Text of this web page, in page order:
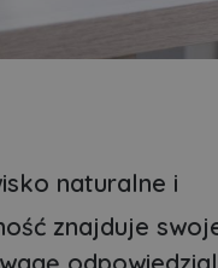
naturalne i
znajduje